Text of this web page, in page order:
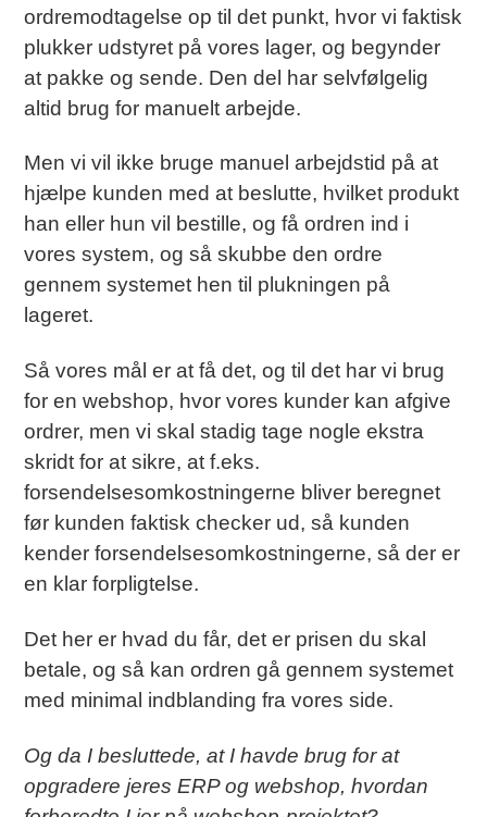
ordremodtagelse op til det punkt, hvor vi faktisk
plukker udstyret på vores lager, og begynder
at pakke og sende. Den del har selvfølgelig
altid brug for manuelt arbejde.
Men vi vil ikke bruge manuel arbejdstid på at
hjælpe kunden med at beslutte, hvilket produkt
han eller hun vil bestille, og få ordren ind i
vores system, og så skubbe den ordre
gennem systemet hen til plukningen på
lageret.
Så vores mål er at få det, og til det har vi brug
for en webshop, hvor vores kunder kan afgive
ordrer, men vi skal stadig tage nogle ekstra
skridt for at sikre, at f.eks.
forsendelsesomkostningerne bliver beregnet
før kunden faktisk checker ud, så kunden
kender forsendelsesomkostningerne, så der er
en klar forpligtelse.
Det her er hvad du får, det er prisen du skal
betale, og så kan ordren gå gennem systemet
med minimal indblanding fra vores side.
Og da I besluttede, at I havde brug for at
opgradere jeres ERP og webshop, hvordan